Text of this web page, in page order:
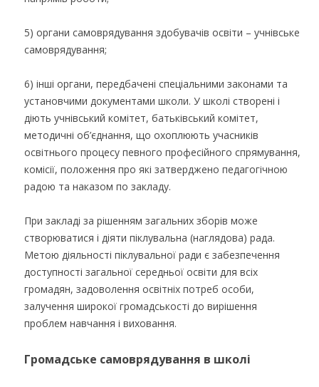
5) органи самоврядування здобувачів освіти – учнівське
самоврядування;
6) інші органи, передбачені спеціальними законами та
установчими документами школи. У школі створені і
діють учнівський комітет, батьківський комітет,
методичні об’єднання, що охоплюють учасників
освітнього процесу певного професійного спрямування,
комісії, положення про які затверджено педагогічною
радою та наказом по закладу.
При закладі за рішенням загальних зборів може
створюватися і діяти піклувальна (наглядова) рада.
Метою діяльності піклувальної ради є забезпечення
доступності загальної середньої освіти для всіх
громадян, задоволення освітніх потреб особи,
залучення широкої громадськості до вирішення
проблем навчання і виховання.
Громадське самоврядування в школі